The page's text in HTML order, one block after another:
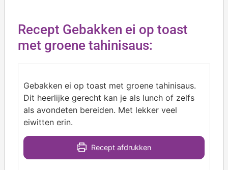
Recept Gebakken ei op toast
met groene tahinisaus:
Gebakken ei op toast met groene tahinisaus.
Dit heerlijke gerecht kan je als lunch of zelfs
als avondeten bereiden. Met lekker veel
eiwitten erin.
Recept afdrukken